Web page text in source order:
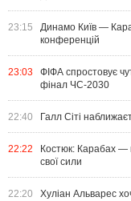
23:15
Динамо Київ —
конференцій
23:03
ФІФА спростовує
фінал ЧС-2030
22:40 Галл Сіті
22:22
Костюк: Карабах —
свої сили
22:20 Хуліан Альварес